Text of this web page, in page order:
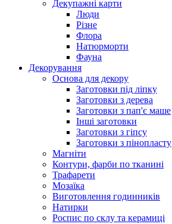
Декупажні карти
Люди
Різне
Флора
Натюрморти
Фауна
Декорування
Основа для декору
Заготовки під ліпку
Заготовки з дерева
Заготовки з пап'є маше
Інші заготовки
Заготовки з гіпсу
Заготовки з пінопласту
Магніти
Контури, фарби по тканині
Трафарети
Мозаїка
Виготовлення годинників
Натирки
Роспис по склу та керамиці